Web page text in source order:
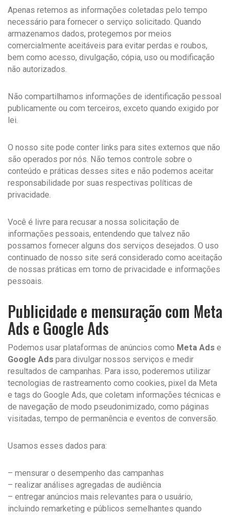
Apenas retemos as informações coletadas pelo tempo
necessário para fornecer o serviço solicitado. Quando
armazenamos dados, protegemos por meios
comercialmente aceitáveis para evitar perdas e roubos,
bem como acesso, divulgação, cópia, uso ou modificação
não autorizados.
Não compartilhamos informações de identificação pessoal
publicamente ou com terceiros, exceto quando exigido por
lei.
O nosso site pode conter links para sites externos que não
são operados por nós. Não temos controle sobre o
conteúdo e práticas desses sites e não podemos aceitar
responsabilidade por suas respectivas políticas de
privacidade.
Você é livre para recusar a nossa solicitação de
informações pessoais, entendendo que talvez não
possamos fornecer alguns dos serviços desejados. O uso
continuado de nosso site será considerado como aceitação
de nossas práticas em torno de privacidade e informações
pessoais.
Publicidade e mensuração com Meta
Ads e Google Ads
Podemos usar plataformas de anúncios como Meta Ads e
Google Ads para divulgar nossos serviços e medir
resultados de campanhas. Para isso, poderemos utilizar
tecnologias de rastreamento como cookies, pixel da Meta
e tags do Google Ads, que coletam informações técnicas e
de navegação de modo pseudonimizado, como páginas
visitadas, tempo de permanência e eventos de conversão.
Usamos esses dados para:
– mensurar o desempenho das campanhas
– realizar análises agregadas de audiência
– entregar anúncios mais relevantes para o usuário,
incluindo remarketing e públicos semelhantes quando